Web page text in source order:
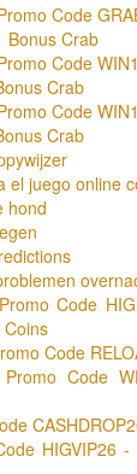
Code
Bonus Crab
Code
Crab
Code
Crab
el juego online
hond
Code
Code
Code
HIGVIP26